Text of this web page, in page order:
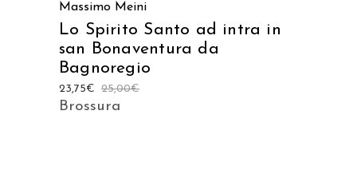
Massimo Meini
Lo Spirito Santo ad intra in
san Bonaventura da
Bagnoregio
25,00€
23,75€
Brossura